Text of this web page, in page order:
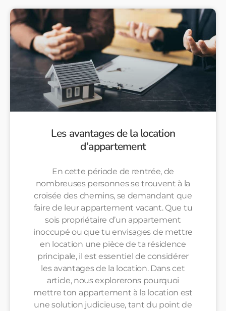
Les avantages de la location
d’appartement
En cette période de rentrée, de
nombreuses personnes se trouvent à la
croisée des chemins, se demandant que
faire de leur appartement vacant. Que tu
sois propriétaire d’un appartement
inoccupé ou que tu envisages de mettre
en location une pièce de ta résidence
principale, il est essentiel de considérer
les avantages de la location. Dans cet
article, nous explorerons pourquoi
mettre ton appartement à la location est
une solution judicieuse, tant du point de